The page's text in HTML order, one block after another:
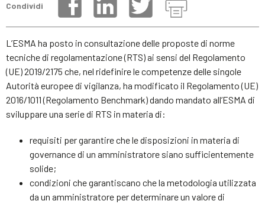
Condividi
L’ESMA ha posto in consultazione delle proposte di norme
tecniche di regolamentazione (RTS) ai sensi del Regolamento
(UE) 2019/2175 che, nel ridefinire le competenze delle singole
Autorità europee di vigilanza, ha modificato il Regolamento (UE)
2016/1011 (Regolamento Benchmark) dando mandato all’ESMA di
sviluppare una serie di RTS in materia di:
requisiti per garantire che le disposizioni in materia di
governance di un amministratore siano sufficientemente
solide;
condizioni che garantiscano che la metodologia utilizzata
da un amministratore per determinare un valore di